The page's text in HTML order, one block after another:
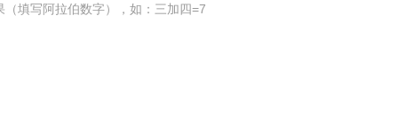
（填写阿拉伯数字），如：三加四=7